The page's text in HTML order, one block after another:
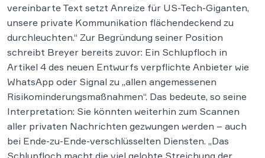
vereinbarte Text setzt Anreize für US-Tech-Giganten,
unsere private Kommunikation flächendeckend zu
durchleuchten.“ Zur Begründung seiner Position
schreibt Breyer bereits zuvor: Ein Schlupfloch in
Artikel 4 des neuen Entwurfs verpflichte Anbieter wie
WhatsApp oder Signal zu „allen angemessenen
Risikominderungsmaßnahmen“. Das bedeute, so seine
Interpretation: Sie könnten weiterhin zum Scannen
aller privaten Nachrichten gezwungen werden – auch
bei Ende-zu-Ende-verschlüsselten Diensten. „Das